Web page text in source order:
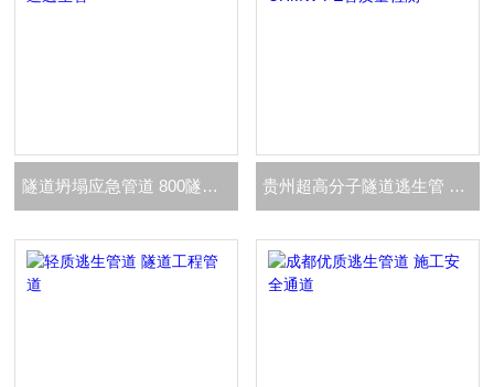
隧道坍塌应急管道 800隧道逃生管 贵州超高分子隧道逃生管 UHMW-PE管质量检测